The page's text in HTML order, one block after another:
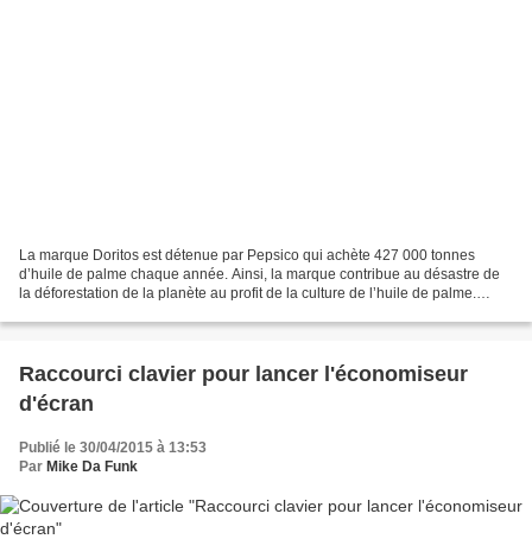
La marque Doritos est détenue par Pepsico qui achète 427 000 tonnes
d’huile de palme chaque année. Ainsi, la marque contribue au désastre de
la déforestation de la planète au profit de la culture de l’huile de palme.
Raccourci clavier pour lancer l'économiseur
d'écran
Publié le 30/04/2015 à 13:53
Par Mike Da Funk